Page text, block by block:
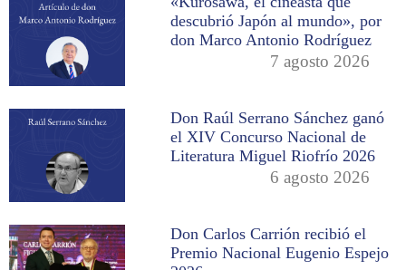
descubrió Japón al mundo», por
don Marco Antonio Rodríguez
7 agosto 2026
Don Raúl Serrano Sánchez ganó
el XIV Concurso Nacional de
Literatura Miguel Riofrío 2026
6 agosto 2026
Don Carlos Carrión recibió el
Premio Nacional Eugenio Espejo